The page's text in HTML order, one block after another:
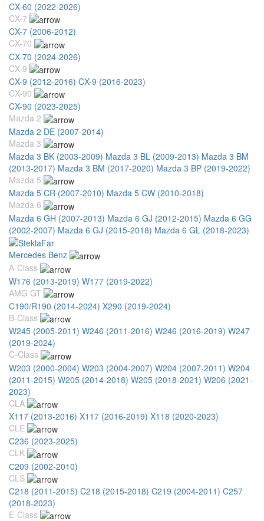
CX-60 (2022-2026)
CX-7
CX-7 (2006-2012)
CX-70
CX-70 (2024-2026)
CX-9
CX-9 (2012-2016) CX-9 (2016-2023)
CX-90
CX-90 (2023-2025)
Mazda 2
Mazda 2 DE (2007-2014)
Mazda 3
Mazda 3 BK (2003-2009) Mazda 3 BL (2009-2013) Mazda 3 BM
(2013-2017) Mazda 3 BM (2017-2020) Mazda 3 BP (2019-2022)
Mazda 5
Mazda 5 CR (2007-2010) Mazda 5 CW (2010-2018)
Mazda 6
Mazda 6 GH (2007-2013) Mazda 6 GJ (2012-2015) Mazda 6 GG
(2002-2007) Mazda 6 GJ (2015-2018) Mazda 6 GL (2018-2023)
Mercedes Benz
A-Class
W176 (2013-2019) W177 (2019-2022)
AMG GT
C190/R190 (2014-2024) X290 (2019-2024)
B-Class
W245 (2005-2011) W246 (2011-2016) W246 (2016-2019) W247
(2019-2024)
C-Class
W203 (2000-2004) W203 (2004-2007) W204 (2007-2011) W204
(2011-2015) W205 (2014-2018) W205 (2018-2021) W206 (2021-
2023)
CLA
X117 (2013-2016) X117 (2016-2019) X118 (2020-2023)
CLE
C236 (2023-2025)
CLK
С209 (2002-2010)
CLS
C218 (2011-2015) C218 (2015-2018) C219 (2004-2011) C257
(2018-2023)
E-Class